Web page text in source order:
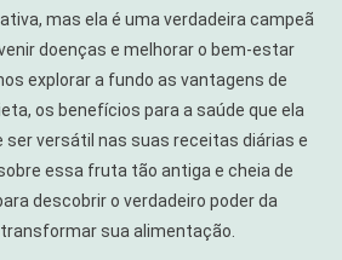
mas ela é uma verdadeira campeã
doenças e melhorar o bem-estar
explorar a fundo as vantagens de
os benefícios para a saúde que ela
ser versátil nas suas receitas diárias e
essa fruta tão antiga e cheia de
descobrir o verdadeiro poder da
sua alimentação.